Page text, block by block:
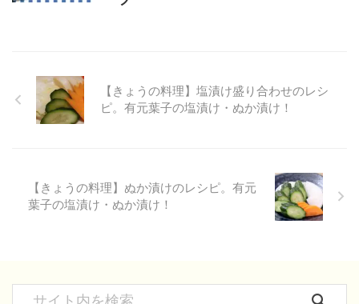
【きょうの料理】塩漬け盛り合わせのレシ
ピ。有元葉子の塩漬け・ぬか漬け！
【きょうの料理】ぬか漬けのレシピ。有元
葉子の塩漬け・ぬか漬け！